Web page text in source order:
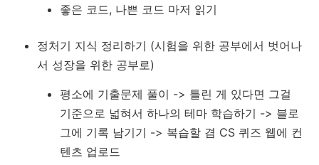
좋은 코드, 나쁜 코드 마저 읽기
정처기 지식 정리하기 (시험을 위한 공부에서 벗어나
서 성장을 위한 공부로)
평소에 기출문제 풀이 -> 틀린 게 있다면 그걸
기준으로 넓혀서 하나의 테마 학습하기 -> 블로
그에 기록 남기기 -> 복습할 겸 CS 퀴즈 웹에 컨
텐츠 업로드